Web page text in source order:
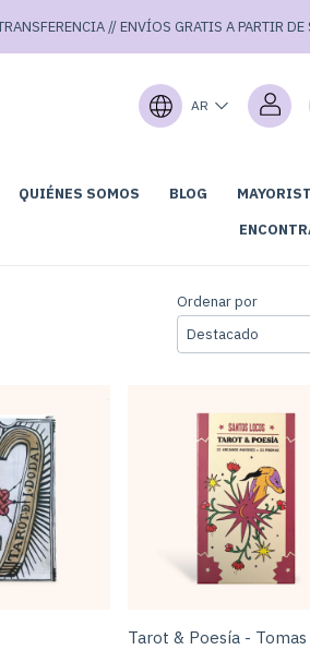
// ENVÍOS GRATIS A PARTIR DE
AR
QUIÉNES SOMOS BLOG
Ordenar por
Tarot & Poesía -